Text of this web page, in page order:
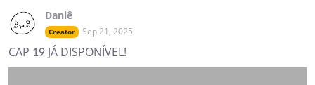
Daniê
Creator Sep 21, 2025
CAP 19 JÁ DISPONÍVEL!